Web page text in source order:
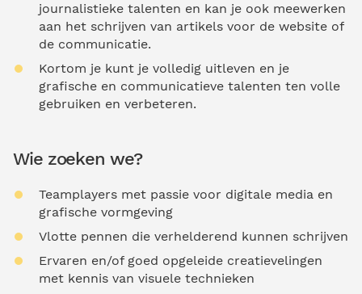
journalistieke talenten en kan je ook meewerken
aan het schrijven van artikels voor de website of
de communicatie.
Kortom je kunt je volledig uitleven en je
grafische en communicatieve talenten ten volle
gebruiken en verbeteren.
Wie zoeken we?
Teamplayers met passie voor digitale media en
grafische vormgeving
Vlotte pennen die verhelderend kunnen schrijven
Ervaren en/of goed opgeleide creatievelingen
met kennis van visuele technieken